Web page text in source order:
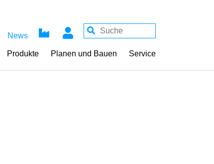
News
Produkte Planen und Bauen Service